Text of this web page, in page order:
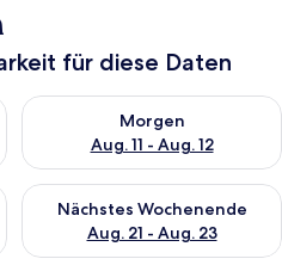
für diese Daten
heute Nacht, Aug. 10 - Aug.
Morgen
Aug. 11 - Aug. 12
Überprüfe die Verfügbarkeit
dieses Wochenende, Aug. 14
Nächstes Wochenende
Aug. 21 - Aug. 23
Überprüfe die Verfügbarkeit